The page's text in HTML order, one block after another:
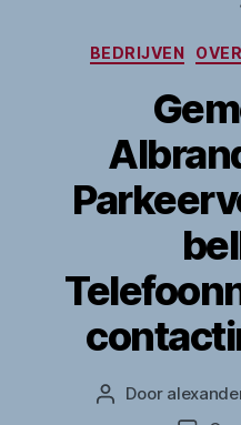
BEDRIJVEN
Berichtauteur
Door